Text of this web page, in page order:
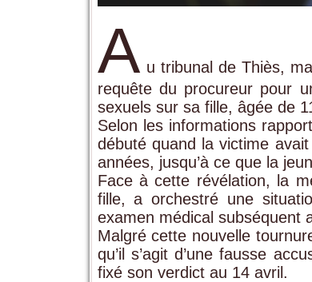
A u tribunal de Thiès,
requête du procureur pour
sexuels sur sa fille, âgée de
Selon les informations
débuté quand la victime
années, jusqu’à ce que la
Face à cette révélation, la
fille, a orchestré une
examen médical subséquent
Malgré cette nouvelle
qu’il s’agit d’une fausse
fixé son verdict au 14 avril.